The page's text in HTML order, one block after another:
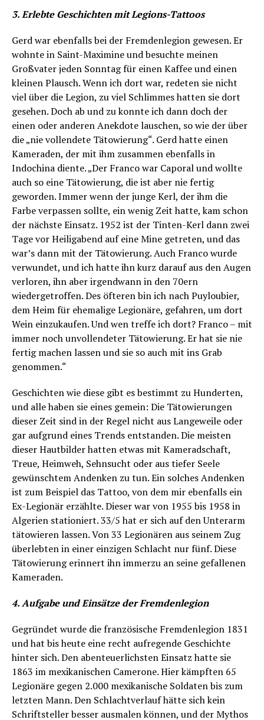
3. Erlebte Geschichten mit Legions-Tattoos
Gerd war ebenfalls bei der Fremdenlegion gewesen. Er
wohnte in Saint-Maximine und besuchte meinen
Großvater jeden Sonntag für einen Kaffee und einen
kleinen Plausch. Wenn ich dort war, redeten sie nicht
viel über die Legion, zu viel Schlimmes hatten sie dort
gesehen. Doch ab und zu konnte ich dann doch der
einen oder anderen Anekdote lauschen, so wie der über
die „nie vollendete Tätowierung“. Gerd hatte einen
Kameraden, der mit ihm zusammen ebenfalls in
Indochina diente. „Der Franco war Caporal und wollte
auch so eine Tätowierung, die ist aber nie fertig
geworden. Immer wenn der junge Kerl, der ihm die
Farbe verpassen sollte, ein wenig Zeit hatte, kam schon
der nächste Einsatz. 1952 ist der Tinten-Kerl dann zwei
Tage vor Heiligabend auf eine Mine getreten, und das
war’s dann mit der Tätowierung. Auch Franco wurde
verwundet, und ich hatte ihn kurz darauf aus den Augen
verloren, ihn aber irgendwann in den 70ern
wiedergetroffen. Des öfteren bin ich nach Puyloubier,
dem Heim für ehemalige Legionäre, gefahren, um dort
Wein einzukaufen. Und wen treffe ich dort? Franco – mit
immer noch unvollendeter Tätowierung. Er hat sie nie
fertig machen lassen und sie so auch mit ins Grab
genommen.“
Geschichten wie diese gibt es bestimmt zu Hunderten,
und alle haben sie eines gemein: Die Tätowierungen
dieser Zeit sind in der Regel nicht aus Langeweile oder
gar aufgrund eines Trends entstanden. Die meisten
dieser Hautbilder hatten etwas mit Kameradschaft,
Treue, Heimweh, Sehnsucht oder aus tiefer Seele
gewünschtem Andenken zu tun. Ein solches Andenken
ist zum Beispiel das Tattoo, von dem mir ebenfalls ein
Ex-Legionär erzählte. Dieser war von 1955 bis 1958 in
Algerien stationiert. 33/5 hat er sich auf den Unterarm
tätowieren lassen. Von 33 Legionären aus seinem Zug
überlebten in einer einzigen Schlacht nur fünf. Diese
Tätowierung erinnert ihn immerzu an seine gefallenen
Kameraden.
4. Aufgabe und Einsätze der Fremdenlegion
Gegründet wurde die französische Fremdenlegion 1831
und hat bis heute eine recht aufregende Geschichte
hinter sich. Den abenteuerlichsten Einsatz hatte sie
1863 im mexikanischen Camerone. Hier kämpften 65
Legionäre gegen 2.000 mexikanische Soldaten bis zum
letzten Mann. Den Schlachtverlauf hätte sich kein
Schriftsteller besser ausmalen können, und der Mythos